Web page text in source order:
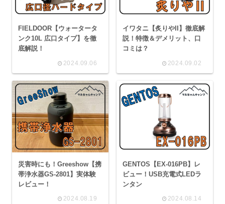
FIELDOOR【ウォータータ
ンク10L 広口タイプ】を徹
底解説！
2024.09.06
イワタニ【炙りやII】徹底解
説！特徴＆デメリット、口
コミは？
2024.09.02
災害時にも！Greeshow【携
帯浄水器GS-2801】実体験
レビュー！
2024.08.19
GENTOS【EX-016PB】レ
ビュー！USB充電式LEDラ
ンタン
2024.08.14